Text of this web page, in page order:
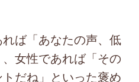
ば「あなたの声、低
女性であれば「その
だね」といった褒め